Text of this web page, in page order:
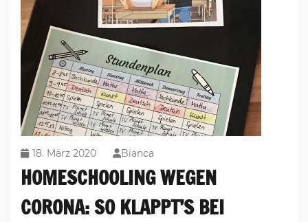
18. März 2020 Bianca
HOMESCHOOLING WEGEN
CORONA: SO KLAPPT’S BEI